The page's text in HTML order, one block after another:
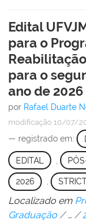
Edital
para o
para o
ano de 2026
por Rafael Duarte
modificação 10/07/
— registrado em:
EDITAL
2026 ,
Localizado em
Graduação /… /